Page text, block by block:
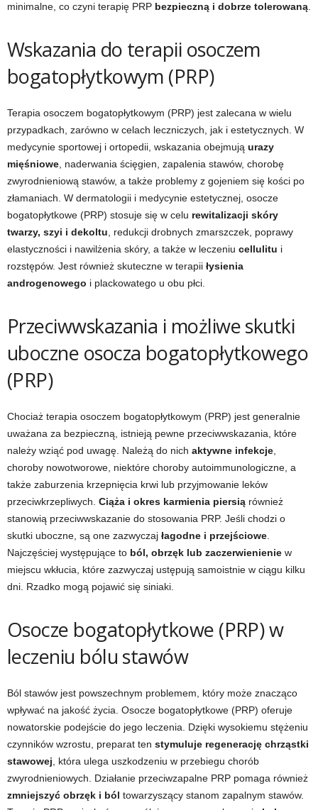
minimalne, co czyni terapię PRP bezpieczną i dobrze tolerowaną
Wskazania do terapii osoczem
bogatopłytkowym (PRP)
Terapia osoczem bogatopłytkowym (PRP) jest zalecana w wielu
przypadkach, zarówno w celach leczniczych, jak i estetycznych. W
medycynie sportowej i ortopedii, wskazania obejmują urazy
mięśniowe , naderwania ścięgien, zapalenia stawów, chorobę
zwyrodnieniową stawów, a także problemy z gojeniem się kości po
złamaniach. W dermatologii i medycynie estetycznej, osocze
bogatopłytkowe (PRP) stosuje się w celu rewitalizacji skóry
twarzy, szyi i dekoltu , redukcji drobnych zmarszczek, poprawy
elastyczności i nawilżenia skóry, a także w leczeniu cellulitu i
rozstępów. Jest również skuteczne w terapii łysienia
androgenowego i plackowatego u obu płci.
Przeciwwskazania i możliwe skutki
uboczne osocza bogatopłytkowego
(PRP)
Chociaż terapia osoczem bogatopłytkowym (PRP) jest generalnie
uważana za bezpieczną, istnieją pewne przeciwwskazania, które
należy wziąć pod uwagę. Należą do nich aktywne infekcje
choroby nowotworowe, niektóre choroby autoimmunologiczne, a
także zaburzenia krzepnięcia krwi lub przyjmowanie leków
przeciwkrzepliwych. Ciąża i okres karmienia piersią również
stanowią przeciwwskazanie do stosowania PRP. Jeśli chodzi o
skutki uboczne, są one zazwyczaj łagodne i przejściowe
Najczęściej występujące to ból, obrzęk lub zaczerwienienie w
miejscu wkłucia, które zazwyczaj ustępują samoistnie w ciągu kilku
dni. Rzadko mogą pojawić się siniaki.
Osocze bogatopłytkowe (PRP) w
leczeniu bólu stawów
Ból stawów jest powszechnym problemem, który może znacząco
wpływać na jakość życia. Osocze bogatopłytkowe (PRP) oferuje
nowatorskie podejście do jego leczenia. Dzięki wysokiemu stężeniu
czynników wzrostu, preparat ten stymuluje regenerację chrząstki
stawowej , która ulega uszkodzeniu w przebiegu chorób
zwyrodnieniowych. Działanie przeciwzapalne PRP pomaga również
zmniejszyć obrzęk i ból towarzyszący stanom zapalnym stawów.